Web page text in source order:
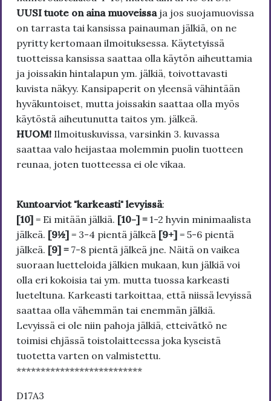
UUSI tuote on aina muoveissa ja jos suojamuovissa
on tarrasta tai kansissa painauman jälkiä, on ne
pyritty kertomaan ilmoituksessa. Käytetyissä
tuotteissa kansissa saattaa olla käytön aiheuttamia
ja joissakin hintalapun ym. jälkiä, toivottavasti
kuvista näkyy. Kansipaperit on yleensä vähintään
hyväkuntoiset, mutta joissakin saattaa olla myös
käytöstä aiheutunutta taitos ym. jälkeä.
HUOM! Ilmoituskuvissa, varsinkin 3. kuvassa
saattaa valo heijastaa molemmin puolin tuotteen
reunaa, joten tuotteessa ei ole vikaa.
Kuntoarviot "karkeasti" levyissä:
[10] = Ei mitään jälkiä. [10-] = 1-2 hyvin minimaalista
jälkeä. [9½] = 3-4 pientä jälkeä [9+] = 5-6 pientä
jälkeä. [9] = 7-8 pientä jälkeä jne. Näitä on vaikea
suoraan luetteloida jälkien mukaan, kun jälkiä voi
olla eri kokoisia tai ym. mutta tuossa karkeasti
lueteltuna. Karkeasti tarkoittaa, että niissä levyissä
saattaa olla vähemmän tai enemmän jälkiä.
Levyissä ei ole niin pahoja jälkiä, etteivätkö ne
toimisi ehjässä toistolaitteessa joka kyseistä
tuotetta varten on valmistettu.
**************************
D17A3